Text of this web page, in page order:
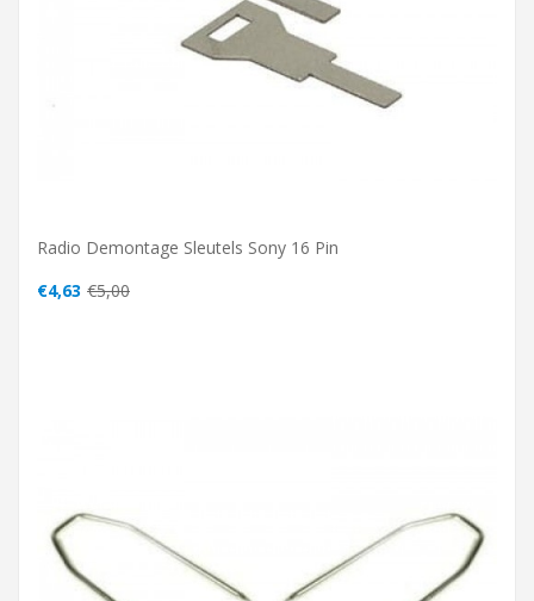
Radio Demontage Sleutels Sony 16 Pin
€4,63 €5,00